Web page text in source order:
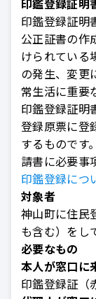
印鑑登録証明
公正証書の作
けられている
の発生、変更
常生活に重要
印鑑登録証明
登録原票に登
するものです
請書に必要事
印鑑登録につ
対象者
神山町に住民
も含む）をし
必要なもの
本人が窓口に
印鑑登録証（